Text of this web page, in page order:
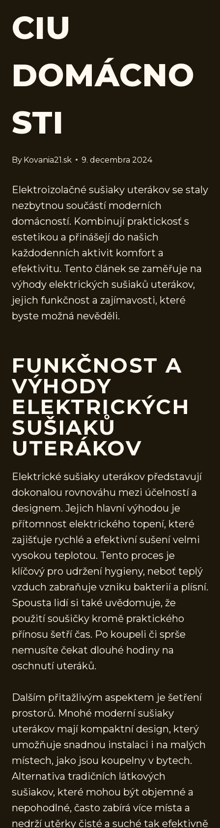
CIU
DOMÁCNO
STI
By Kovania21.sk 9. decembra 2024
Elektroizolačné sušiaky uterákov se staly
nezbytnou součástí moderních
domácností. Kombinují praktickosť s
estetikou a přinášejí do našich
každodenních aktivit komfort a
efektivitu. Tento článek se zaměřuje na
výhody elektrických sušiaků uterákov,
jejich funkčnost a zajímavosti, které
byste možná nevěděli.
FUNKČNOST A
VÝHODY
ELEKTRICKÝCH
SUŠIAKŮ
UTERÁKOV
Elektrické sušiaky uterákov představují
dokonalou rovnováhu mezi účelností a
designem. Jejich hlavní výhodou je
přítomnost elektrického topení, které
zajišťuje rychlé a efektivní sušení velmi
vysokou teplotou. Tento proces je
klíčový pro udržení hygieny, neboť teplý
vzduch zabraňuje vzniku bakterií a plísní.
Spousta lidí si také uvědomuje, že
použití soušičky kromě praktického
přínosu šetří čas. Po koupeli či sprše
nemusíte čekat dlouhé hodiny na
oschnutí uteráků.
Dalším přitažlivým aspektem je šetření
prostorů. Mnohé moderní sušiaky
uterákov mají kompaktní design, který
umožňuje snadnou instalaci i na malých
místech, jako jsou koupelny v bytech.
Alternativa tradičních látkových
sušiakov, které mohou být objemné a
nepohodlné, často zabírá více místa a
nedrží utěrky čisté a suché tak efektivně